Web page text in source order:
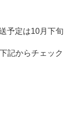
予定は10月下旬
記からチェック